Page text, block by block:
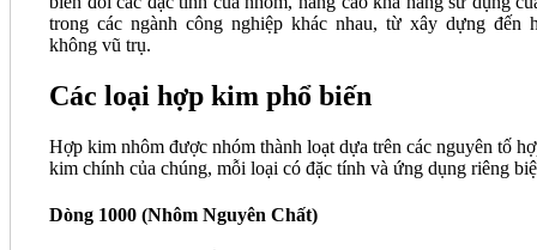
trong các ngành công nghiệp khác nhau, từ xây dựng đến
không vũ trụ.
Các loại hợp kim phổ biến
Hợp kim nhôm được nhóm thành loạt dựa trên các nguyên tố
kim chính của chúng, mỗi loại có đặc tính và ứng dụng riêng
Dòng 1000 (Nhôm Nguyên Chất)